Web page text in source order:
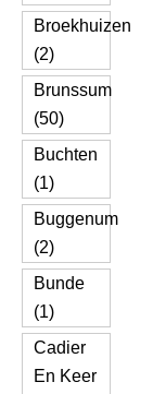
Broekhuizen
(2)
Brunssum
(50)
Buchten
(1)
Buggenum
(2)
Bunde
(1)
Cadier
En Keer